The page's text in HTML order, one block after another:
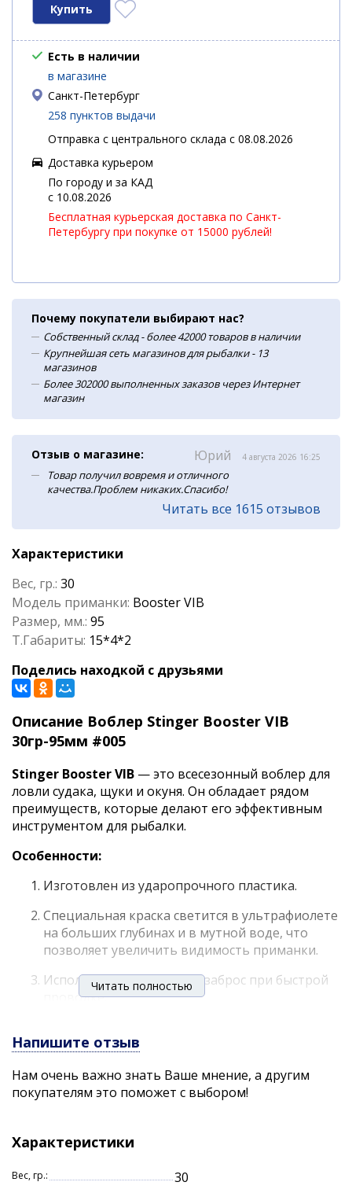
Есть в наличии
в магазине
Санкт-Петербург
258 пунктов выдачи
Отправка с центрального склада с 08.08.2026
Доставка курьером
По городу и за КАД
c 10.08.2026
Бесплатная курьерская доставка по Санкт-
Петербургу при покупке от 15000 рублей!
Почему покупатели выбирают нас?
Собственный склад - более 42000 товаров в наличии
Крупнейшая сеть магазинов для рыбалки - 13
магазинов
Более 302000 выполненных заказов через Интернет
магазин
Отзыв о магазине: Юрий 4 августа 2026 16:25
Товар получил вовремя и отличного
качества.Проблем никаких.Спасибо!
Читать все 1615 отзывов
Характеристики
Вес, гр.: 30
Модель приманки: Booster VIB
Размер, мм.: 95
Т.Габариты: 15*4*2
Поделись находкой с друзьями
Описание Воблер Stinger Booster VIB
30гр-95мм #005
Stinger Booster VIB — это всесезонный воблер для
ловли судака, щуки и окуня. Он обладает рядом
преимуществ, которые делают его эффективным
инструментом для рыбалки.
Особенности:
Изготовлен из ударопрочного пластика.
Специальная краска светится в ультрафиолете
на больших глубинах и в мутной воде, что
позволяет увеличить видимость приманки.
Используется для ловли взаброс при быстрой
проводке.
заточкой жала не подвержены коррозии в
удержание рыбы.
озерах и в море.
При подледной ловле ориентировн на судака.
Читать полностью
Напишите отзыв
Нам очень важно знать Ваше мнение, а другим
покупателям это поможет с выбором!
Характеристики
Вес, гр.: 30